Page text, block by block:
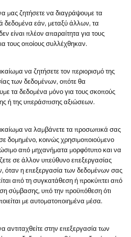
μας ζητήσετε να διαγράψουμε τα
δεδομένα εάν, μεταξύ άλλων, τα
είναι πλέον απαραίτητα για τους
τους οποίους συλλέχθηκαν.
να ζητήσετε τον περιορισμό της
των δεδομένων, οπότε θα
τα δεδομένα μόνο για τους σκοπούς
ή της υπεράσπισης αξιώσεων.
να λαμβάνετε τα προσωπικά σας
δομημένο, κοινώς χρησιμοποιούμενο
από μηχανήματα μορφότυπο και να
σε άλλον υπεύθυνο επεξεργασίας
όταν η επεξεργασία των δεδομένων σας
από τη συγκατάθεση ή προκύπτει από
σύμβασης, υπό την προϋπόθεση ότι
με αυτοματοποιημένα μέσα.
αντιταχθείτε στην επεξεργασία των